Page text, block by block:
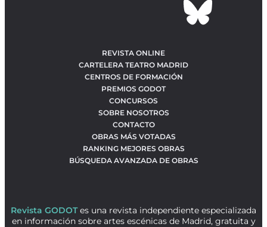
REVISTA ONLINE
CARTELERA TEATRO MADRID
CENTROS DE FORMACIÓN
PREMIOS GODOT
CONCURSOS
SOBRE NOSOTROS
CONTACTO
OBRAS MÁS VOTADAS
RANKING MEJORES OBRAS
BÚSQUEDA AVANZADA DE OBRAS
Revista GODOTes una revista independiente especializada
en información sobre artes escénicas de Madrid, gratuita y